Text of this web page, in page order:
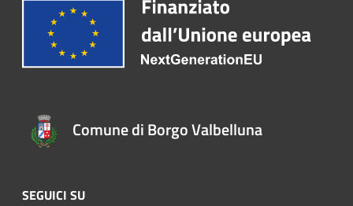
Comune di Borgo Valbelluna
SEGUICI SU